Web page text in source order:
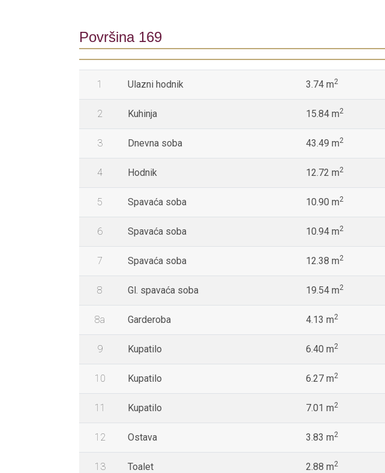
Površina 169
1 Ulazni hodnik 3.74 m2
2 Kuhinja 15.84 m2
3 Dnevna soba 43.49 m2
4 Hodnik 12.72 m2
5 Spavaća soba 10.90 m2
6 Spavaća soba 10.94 m2
7 Spavaća soba 12.38 m2
8 Gl. spavaća soba 19.54 m2
8a Garderoba 4.13 m2
9 Kupatilo 6.40 m2
10 Kupatilo 6.27 m2
11 Kupatilo 7.01 m2
12 Ostava 3.83 m2
13 Toalet 2.88 m2